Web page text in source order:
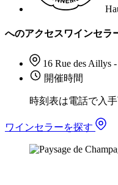
へのアクセスワインセラ
16 Rue des Aillys
開催時間
時刻表は電話で入手
ワインセラーを探す